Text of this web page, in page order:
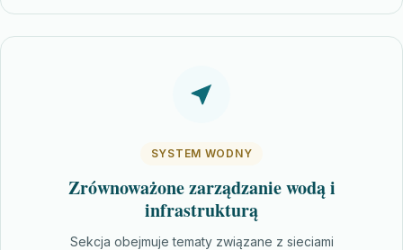
SYSTEM WODNY
Zrównoważone zarządzanie wodą i
infrastrukturą
Sekcja obejmuje tematy związane z sieciami